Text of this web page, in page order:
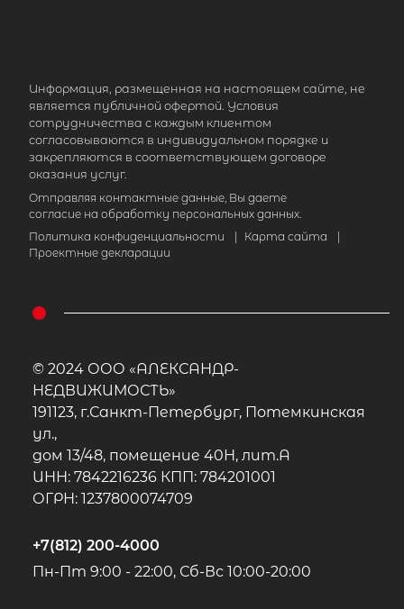
Информация, размещенная на настоящем сайте, не
является публичной офертой. Условия
сотрудничества с каждым клиентом
согласовываются в индивидуальном порядке и
закрепляются в соответствующем договоре
оказания услуг.
Отправляя контактные данные, Вы даете
согласие на обработку персональных данных.
Политика конфиденциальности
Карта сайта
Проектные декларации
© 2024 ООО «АЛЕКСАНДР-
НЕДВИЖИМОСТЬ»
191123, г.Санкт-Петербург, Потемкинская
ул.,
дом 13/48, помещение 40Н, лит.А
ИНН: 7842216236 КПП: 784201001
ОГРН: 1237800074709
+7(812) 200-4000
Пн-Пт 9:00 - 22:00, Сб-Вс 10:00-20:00